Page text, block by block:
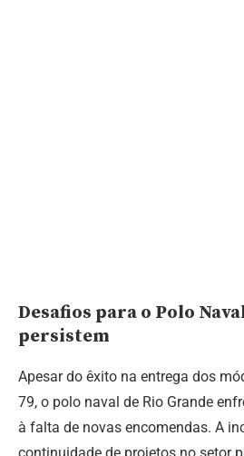
Desafios para o Polo
persistem
Apesar do êxito na entrega dos
79, o polo naval de Rio Grande
à falta de novas encomendas. A